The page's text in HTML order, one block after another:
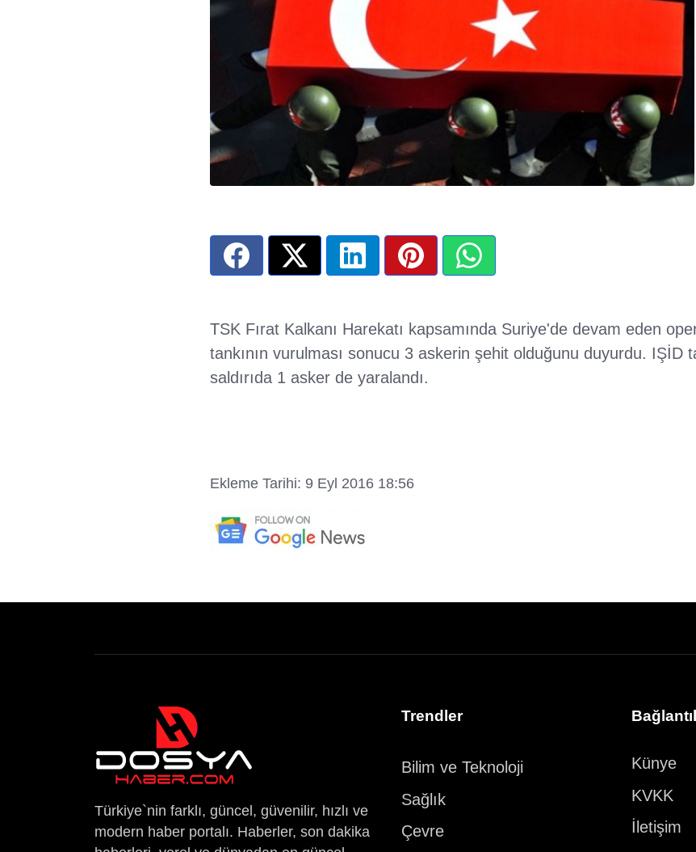
TSK Fırat Kalkanı Harekatı kapsamında Suriye'de devam eden
tankının vurulması sonucu 3 askerin şehit olduğunu duyurdu. IŞİD
saldırıda 1 asker de yaralandı.
Ekleme Tarihi: 9 Eyl 2016 18:56
Türkiye`nin farklı, güncel, güvenilir, hızlı ve
modern haber portalı. Haberler, son dakika
Trendler
Bilim ve Teknoloji
Sağlık
Çevre
Künye
KVKK
İletişim